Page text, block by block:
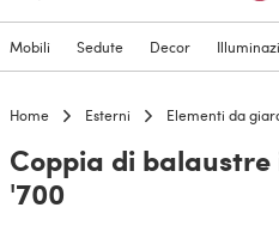
Mobili Sedute Decor
Home Esterni Elementi da
Coppia di
'700